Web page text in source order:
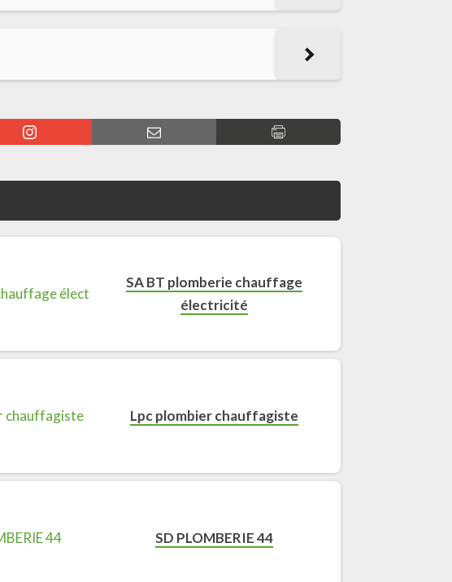
SA BT plomberie chauffage
électricité
Lpc plombier chauffagiste
SD PLOMBERIE 44